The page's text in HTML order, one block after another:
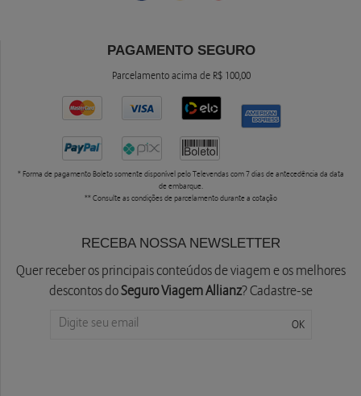
PAGAMENTO SEGURO
Parcelamento acima de R$ 100,00
* Forma de pagamento Boleto somente disponível pelo Televendas com 7 dias de antecedência da data
de embarque.
** Consulte as condições de parcelamento durante a cotação
RECEBA NOSSA NEWSLETTER
Quer receber os principais conteúdos de viagem e os melhores
descontos doSeguro Viagem Allianz? Cadastre-se